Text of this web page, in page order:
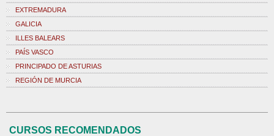
EXTREMADURA
GALICIA
ILLES BALEARS
PAÍS VASCO
PRINCIPADO DE ASTURIAS
REGIÓN DE MURCIA
CURSOS RECOMENDADOS